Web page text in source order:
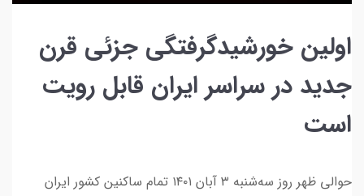
اولین خورشیدگرفتگی جزئی قرن
جدید در سراسر ایران قابل رویت
است
حوالی ظهر روز سه‌شنبه ۳ آبان ۱۴۰۱ تمام ساکنین کشور ایران